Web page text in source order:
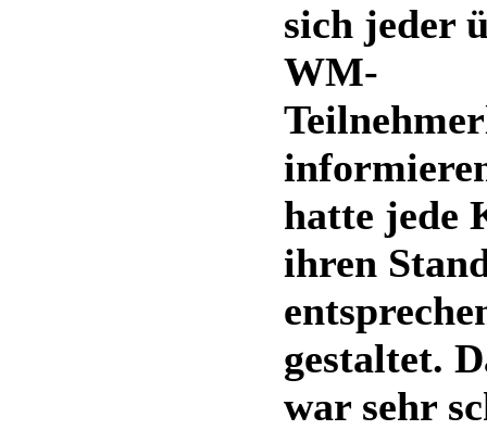
sich jeder
WM-
hatte jede
ihren
gestaltet.
war sehr